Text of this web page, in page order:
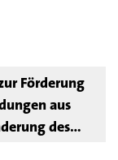
Förderung
aus
des